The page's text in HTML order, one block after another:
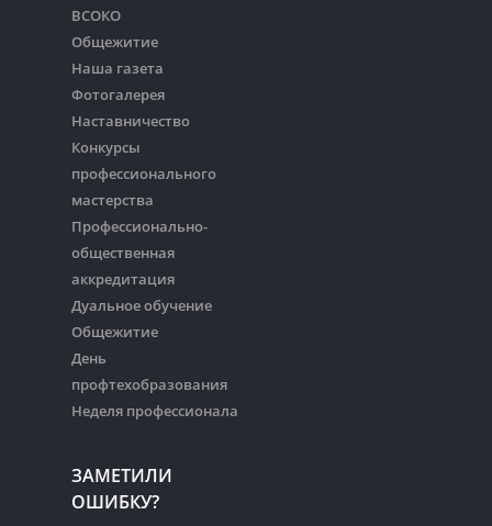
ВСОКО
Общежитие
Наша газета
Фотогалерея
Наставничество
Конкурсы
профессионального
мастерства
Профессионально-
общественная
аккредитация
Дуальное обучение
Общежитие
День
профтехобразования
Неделя профессионала
ЗАМЕТИЛИ
ОШИБКУ?